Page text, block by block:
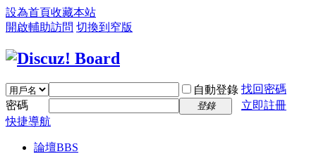
設為首頁收藏本站
開啟輔助訪問 切換到窄版
自動登錄 找回密碼
密碼
登錄
立即註冊
快捷導航
論壇BBS